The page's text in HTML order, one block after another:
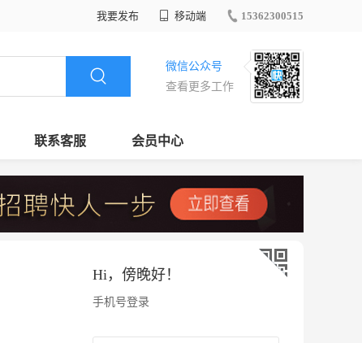
我要发布 移动端 15362300515
微信公众号
查看更多工作
联系客服 会员中心
Hi， 傍晚好！
手机号登录